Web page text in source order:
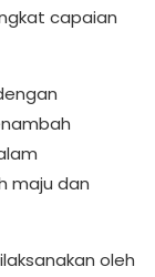
capaian
maju dan
oleh